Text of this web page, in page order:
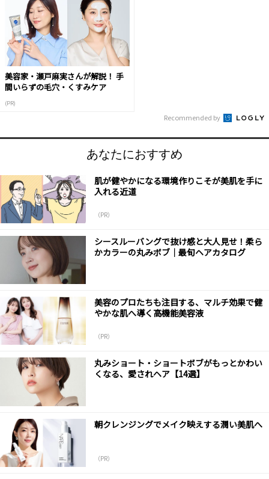
美容家・瀬戸麻実さんが解説！ 手
間いらずの毛穴・くすみケア
(PR)
Recommended by
あなたにおすすめ
肌が健やかになる環境作りこそが美肌を手に
入れる近道
（PR）
シースルーバングで抜け感と大人見せ！柔ら
かカラーの丸みボブ｜最旬ヘアカタログ
美容のプロたちも注目する、マルチ効果で健
やかな肌へ導く高機能美容液
（PR）
丸みショート・ショートボブがもっとかわい
くなる、愛されヘア【14選】
朝クレンジングでメイク映えする潤い美肌へ
（PR）